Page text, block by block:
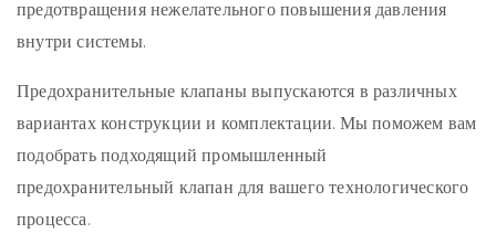
предотвращения нежелательного повышения давления
внутри системы.
Предохранительные клапаны выпускаются в различных
вариантах конструкции и комплектации. Мы поможем вам
подобрать подходящий промышленный
предохранительный клапан для вашего технологического
процесса.